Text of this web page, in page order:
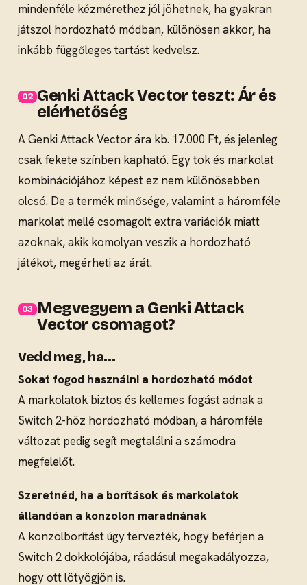
mindenféle kézmérethez jól jöhetnek, ha gyakran
játszol hordozható módban, különösen akkor, ha
inkább függőleges tartást kedvelsz.
Genki Attack Vector teszt: Ár és
elérhetőség
A Genki Attack Vector ára kb. 17.000 Ft, és jelenleg
csak fekete színben kapható. Egy tok és markolat
kombinációjához képest ez nem különösebben
olcsó. De a termék minősége, valamint a háromféle
markolat mellé csomagolt extra variációk miatt
azoknak, akik komolyan veszik a hordozható
játékot, megérheti az árát.
Megvegyem a Genki Attack
Vector csomagot?
Vedd meg, ha...
Sokat fogod használni a hordozható módot
A markolatok biztos és kellemes fogást adnak a
Switch 2-höz hordozható módban, a háromféle
változat pedig segít megtalálni a számodra
megfelelőt.
Szeretnéd, ha a borítások és markolatok
állandóan a konzolon maradnának
A konzolborítást úgy tervezték, hogy beférjen a
Switch 2 dokkolójába, ráadásul megakadályozza,
hogy ott lötyögjön is.